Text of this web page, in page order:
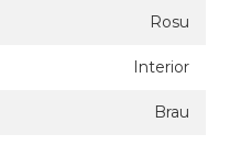
Rosu
Interior
Brau